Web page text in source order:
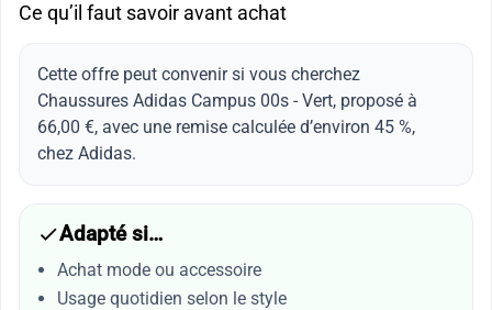
Ce qu’il faut savoir avant achat
Cette offre peut convenir si vous cherchez
Chaussures Adidas Campus 00s - Vert, proposé à
66,00 €, avec une remise calculée d’environ 45 %,
chez Adidas.
Adapté si…
Achat mode ou accessoire
Usage quotidien selon le style